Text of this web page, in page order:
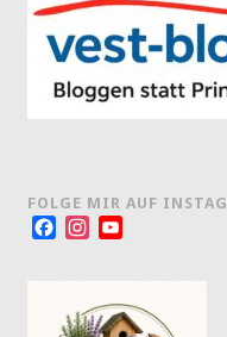
FOLGE MIR AUF
FacebookInstagram